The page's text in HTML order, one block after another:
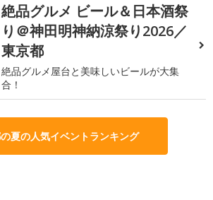
絶品グルメ ビール＆日本酒祭
り＠神田明神納涼祭り2026／
東京都
絶品グルメ屋台と美味しいビールが大集
合！
夏の人気イベントランキング